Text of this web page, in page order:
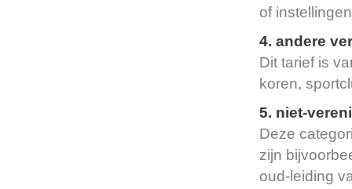
of
4. andere
Dit tarief is
koren,
5. niet-
Deze
zijn
oud-leiding